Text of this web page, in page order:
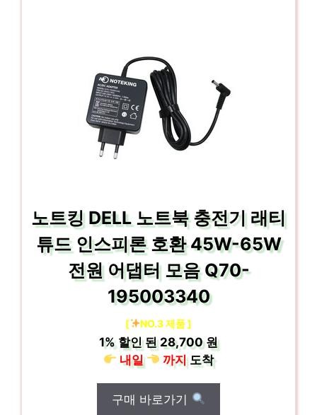
노트킹 DELL 노트북 충전기 래티
튜드 인스피론 호환 45W-65W
전원 어댑터 모음 Q70-
195003340
[ NO.3 제품 ]
1% 할인 된28,700 원
내일
까지도착
구매 바로가기